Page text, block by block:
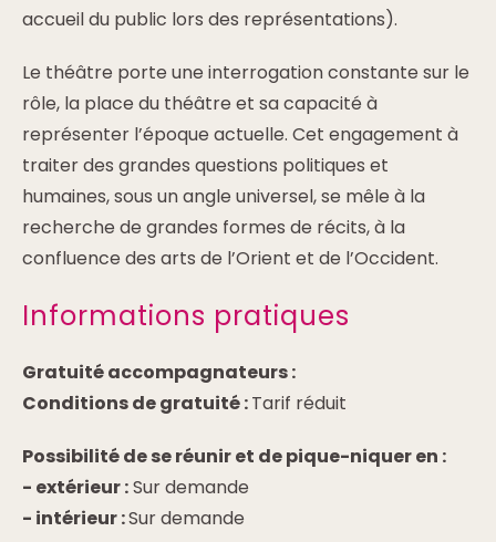
accueil du public lors des représentations).
Le théâtre porte une interrogation constante sur le
rôle, la place du théâtre et sa capacité à
représenter l’époque actuelle. Cet engagement à
traiter des grandes questions politiques et
humaines, sous un angle universel, se mêle à la
recherche de grandes formes de récits, à la
confluence des arts de l’Orient et de l’Occident.
Informations pratiques
Gratuité accompagnateurs :
Conditions de gratuité :Tarif réduit
Possibilité de se réunir et de pique-niquer en :
- extérieur :Sur demande
- intérieur :Sur demande